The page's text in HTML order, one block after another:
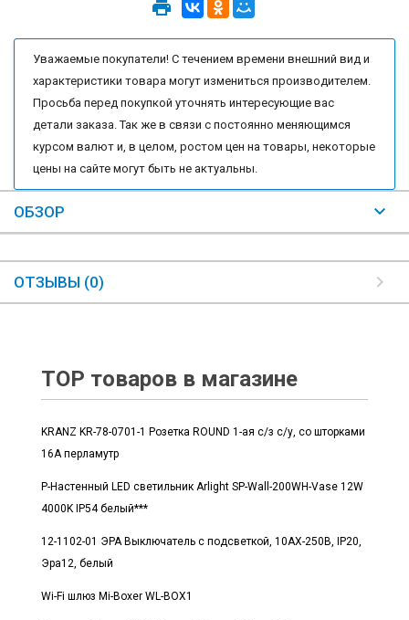
Уважаемые покупатели! С течением времени внешний вид и
характеристики товара могут измениться производителем.
Просьба перед покупкой уточнять интересующие вас
детали заказа. Так же в связи с постоянно меняющимся
курсом валют и, в целом, ростом цен на товары, некоторые
цены на сайте могут быть не актуальны.
ОБЗОР
ОТЗЫВЫ (0)
TOP товаров в магазине
KRANZ KR-78-0701-1 Розетка ROUND 1-ая с/з с/у, со шторками
16А перламутр
Р-Настенный LED светильник Arlight SP-Wall-200WH-Vase 12W
4000K IP54 белый***
12-1102-01 ЭРА Выключатель с подсветкой, 10АХ-250В, IP20,
Эра12, белый
Wi-Fi шлюз Mi-Boxer WL-BOX1